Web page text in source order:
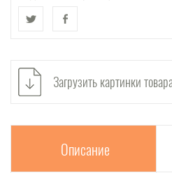
Загрузить картинки
Описание